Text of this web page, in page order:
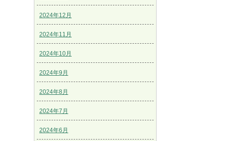
2024年12月
2024年11月
2024年10月
2024年9月
2024年8月
2024年7月
2024年6月